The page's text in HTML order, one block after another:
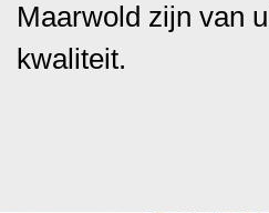
Maarwold zijn van
kwaliteit.